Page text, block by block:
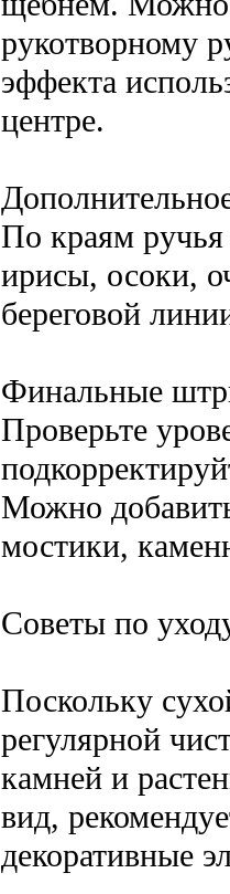
рукотворному
эффекта
центре.
По краям
ирисы, осоки,
береговой
Финальные
Проверьте
Можно
мостики,
Советы по
Поскольку
регулярной
камней и
вид,
декоративные